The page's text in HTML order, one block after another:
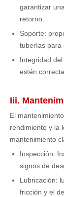
garantizar
retorno.
Soporte:
tuberías para
Integridad
estén
Iii.
El
rendimiento y la
mantenimiento
Inspección:
signos de
Lubricación:
fricción y el